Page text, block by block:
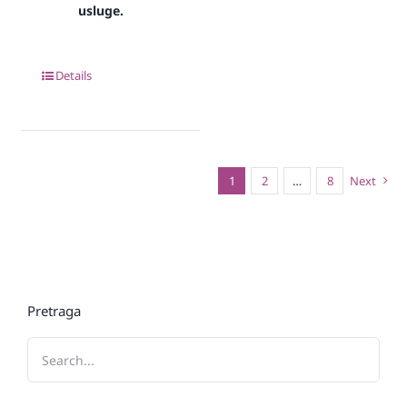
usluge.
Details
1 2 … 8 Next
Pretraga